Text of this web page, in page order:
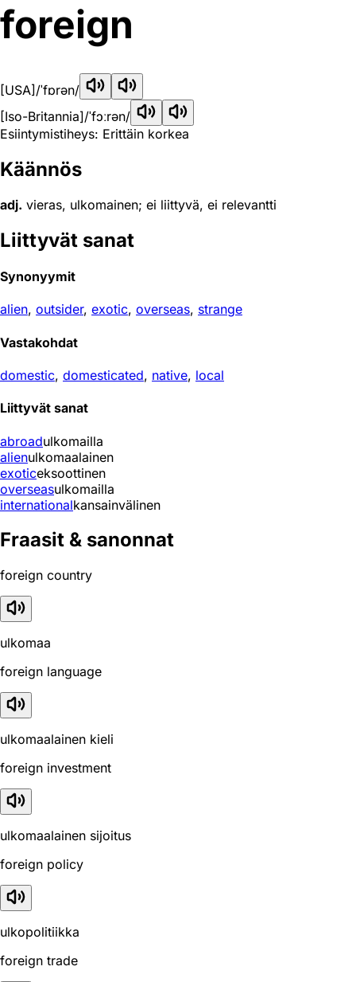
foreign
[USA] /ˈfɒrən/
[Iso-Britannia]/ˈfɔːrən/
Esiintymistiheys: Erittäin korkea
Käännös
adj. vieras, ulkomainen; ei liittyvä, ei relevantti
Liittyvät sanat
Synonyymit
alien, outsider, exotic, overseas, strange
Vastakohdat
domestic, domesticated, native, local
Liittyvät sanat
abroadulkomailla
alienulkomaalainen
exoticeksoottinen
overseasulkomailla
internationalkansainvälinen
Fraasit & sanonnat
foreign country
ulkomaa
foreign language
ulkomaalainen kieli
foreign investment
ulkomaalainen sijoitus
foreign policy
ulkopolitiikka
foreign trade